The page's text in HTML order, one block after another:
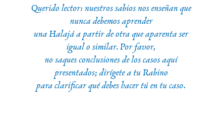
Querido lector: nuestros sabios nos enseñan que
nunca debemos aprender
una Halajá a partir de otra que aparenta ser
igual o similar. Por favor,
no saques conclusiones de los casos aquí
presentados; dirígete a tu Rabino
para clarificar qué debes hacer tú en tu caso.